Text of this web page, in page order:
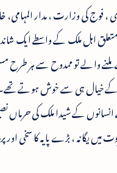
و تربیت ، پیشکاری ، فوج کی وزارت ، مدار
اہل ملک کے واسطے ایک
والے تو ممدوح سے ہر طرح
کے خیال ہی سے خوش ہوتے
انسانوں کے شیدا ملک کی حرماں
یگانہ ، بڑے پایہ کا سخی اور